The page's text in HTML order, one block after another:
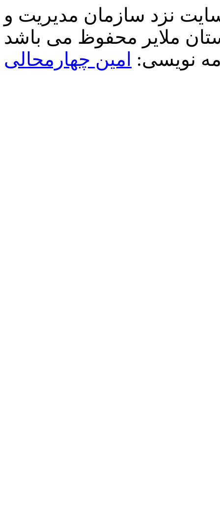
نزد سازمان مدیریت و
نویسی: امین چهارمحالی